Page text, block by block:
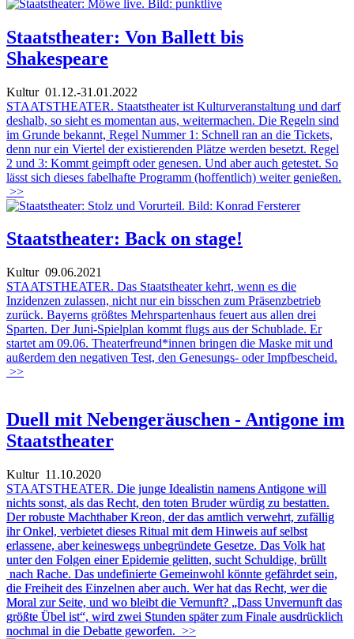
Staatstheater: Von Ballett bis
Shakespeare
Kultur01.12.-31.01.2022
STAATSTHEATER. Staatstheater ist Kulturveranstaltung und darf
deshalb, so sieht es momentan aus, weitermachen. Die Regeln sind
im Grunde bekannt, Regel Nummer 1: Schnell ran an die Tickets,
denn nur ein Viertel der existierenden Plätze werden besetzt. Regel
2 und 3: Kommt geimpft oder genesen. Und aber auch getestet. So
lässt sich dieses fabelhafte Programm (hoffentlich) weiter genießen.
>>
Staatstheater: Back on stage!
Kultur09.06.2021
STAATSTHEATER. Das Staatstheater kehrt, wenn es die
Inzidenzen zulassen, nicht nur ein bisschen zum Präsenzbetrieb
zurück. Bayerns größtes Mehrspartenhaus feuert aus allen drei
Sparten. Der Juni-Spielplan kommt flugs aus der Schublade. Er
startet am 09.06. Theaterfreund*innen bringen die Maske mit und
außerdem den negativen Test, den Genesungs- oder Impfbescheid.
>>
Duell mit Nebengeräuschen - Antigone im
Staatstheater
Kultur11.10.2020
STAATSTHEATER. Die junge Idealistin namens Antigone will
nichts sonst, als das Recht, den toten Bruder würdig zu bestatten.
Der robuste Machthaber Kreon, der das amtlich verwehrt, zufällig
ihr Onkel, verbietet dieses Ritual mit dem Hinweis auf selbst
erlassene, aber keineswegs unbegründete Gesetze. Das Volk hat
unter den Folgen einer Epidemie gelitten, sucht Schuldige, brüllt
nach Rache. Das undefinierte Gemeinwohl könnte gefährdet sein,
die Freiheit des Einzelnen aber auch. Wer hat das Recht, wer die
Moral zur Seite, und wo bleibt die Vernunft? „Dass Unvernunft das
größte Übel ist“, wird zwei Stunden später zum Finale ausdrücklich
nochmal in die Debatte geworfen. >>